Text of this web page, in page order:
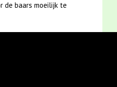
de baars moeilijk te